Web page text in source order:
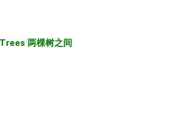
两棵树之间